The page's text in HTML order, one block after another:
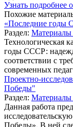
Узнать подробнее
Похожие
«Последние годы
Раздел:
Технологическая
годы СССР:
соответствии с
современных
Проектно-
Победы"
Раздел:
Данная работа
Победы». В ней